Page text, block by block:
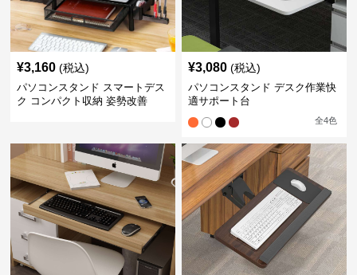
¥3,160 (税込)
パソコンスタンド スマートデス
ク コンパクト収納 姿勢改善
¥3,080 (税込)
パソコンスタンド デスク作業快
適サポート台
全4色